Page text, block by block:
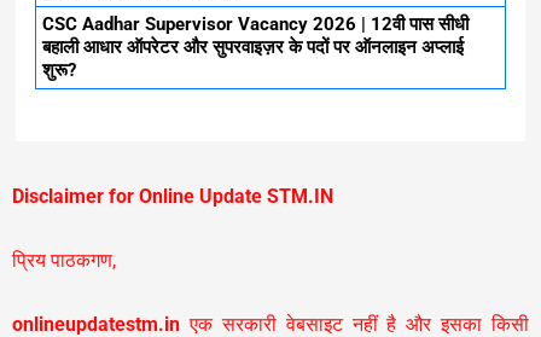
CSC Aadhar Supervisor Vacancy 2026 | 12वी पास सीधी
बहाली आधार ऑपरेटर और सुपरवाइज़र के पदों पर ऑनलाइन अप्लाई
शुरू?
Disclaimer for Online Update STM.IN
प्रिय पाठकगण,
onlineupdatestm.in एक सरकारी वेबसाइट नहीं है और इसका किसी